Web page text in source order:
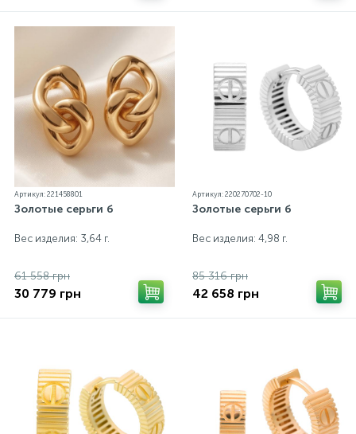
Артикул: 221458801
Золотые серьги б
Вес изделия: 3,64 г.
61 558 грн
30 779 грн
Артикул: 220270702-10
Золотые серьги б
Вес изделия: 4,98 г.
85 316 грн
42 658 грн